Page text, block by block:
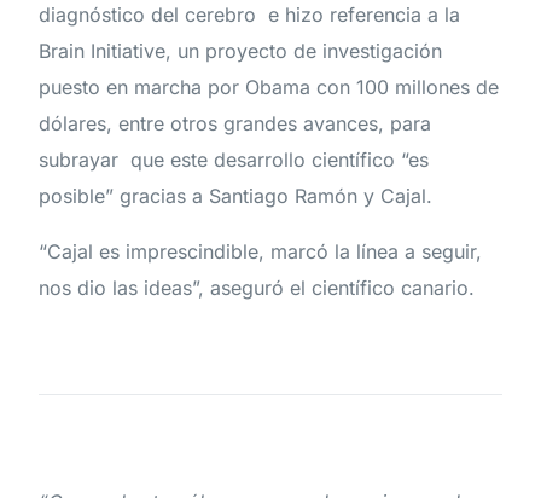
diagnóstico del cerebro e hizo referencia a la
Brain Initiative, un proyecto de investigación
puesto en marcha por Obama con 100 millones de
dólares, entre otros grandes avances, para
subrayar que este desarrollo científico “es
posible” gracias a Santiago Ramón y Cajal.
“Cajal es imprescindible, marcó la línea a seguir,
nos dio las ideas”, aseguró el científico canario.